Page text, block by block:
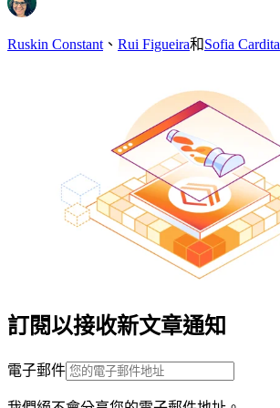
Ruskin Constant 、 Rui Figueira和Sofia Cardita
訂閱以接收新文章通知
電子郵件